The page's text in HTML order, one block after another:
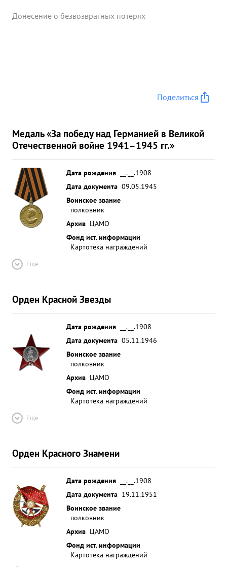
Донесение о безвозвратных потерях
Поделиться
Медаль «За победу над Германией в Великой
Отечественной войне 1941–1945 гг.»
Дата рождения
__.__.1908
Дата документа 09.05.1945
Воинское звание
полковник
Архив ЦАМО
Фонд ист. информации
Картотека награждений
Ещё
Орден Красной Звезды
Дата рождения
__.__.1908
Дата документа 05.11.1946
Воинское звание
полковник
Архив ЦАМО
Фонд ист. информации
Картотека награждений
Ещё
Орден Красного Знамени
Дата рождения
__.__.1908
Дата документа 19.11.1951
Воинское звание
полковник
Архив ЦАМО
Фонд ист. информации
Картотека награждений